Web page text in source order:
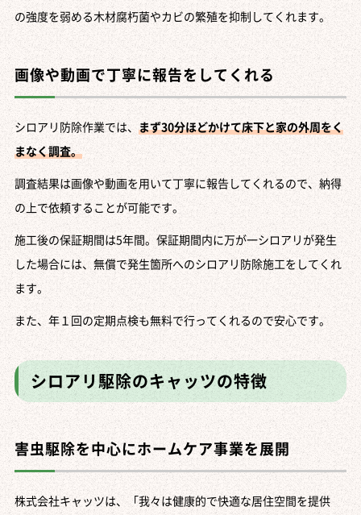
の強度を弱める木材腐朽菌やカビの繁殖を抑制してくれます。
画像や動画で丁寧に報告をしてくれる
シロアリ防除作業では、まず30分ほどかけて床下と家の外周をく
まなく調査。
調査結果は画像や動画を用いて丁寧に報告してくれるので、納得
の上で依頼することが可能です。
施工後の保証期間は5年間。保証期間内に万が一シロアリが発生
した場合には、無償で発生箇所へのシロアリ防除施工をしてくれ
ます。
また、年１回の定期点検も無料で行ってくれるので安心です。
シロアリ駆除のキャッツの特徴
害虫駆除を中心にホームケア事業を展開
株式会社キャッツは、「我々は健康的で快適な居住空間を提供